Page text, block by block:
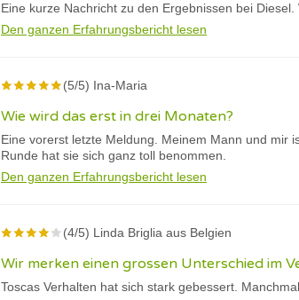
Eine kurze Nachricht zu den Ergebnissen bei
Den ganzen Erfahrungsbericht lesen
(5/5) Ina-Maria
Wie wird das erst in drei Monaten?
Eine vorerst letzte Meldung. Meinem Mann und mir
Runde hat sie sich ganz toll benommen.
Den ganzen Erfahrungsbericht lesen
(4/5) Linda Briglia aus Belgien
Wir merken einen grossen Unterschied im
Toscas Verhalten hat sich stark gebessert.